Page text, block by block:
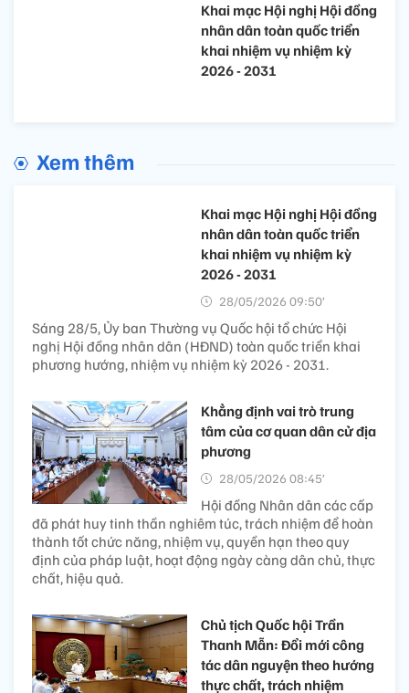
Khai mạc Hội nghị Hội đồng
nhân dân toàn quốc triển
khai nhiệm vụ nhiệm kỳ
2026 - 2031
Xem thêm
Khai mạc Hội nghị Hội đồng
nhân dân toàn quốc triển
khai nhiệm vụ nhiệm kỳ
2026 - 2031
28/05/2026 09:50’
Sáng 28/5, Ủy ban Thường vụ Quốc hội tổ chức Hội
nghị Hội đồng nhân dân (HĐND) toàn quốc triển khai
phương hướng, nhiệm vụ nhiệm kỳ 2026 - 2031.
Khẳng định vai trò trung
tâm của cơ quan dân cử địa
phương
28/05/2026 08:45’
Hội đồng Nhân dân các cấp
đã phát huy tinh thần nghiêm túc, trách nhiệm để hoàn
thành tốt chức năng, nhiệm vụ, quyền hạn theo quy
định của pháp luật, hoạt động ngày càng dân chủ, thực
chất, hiệu quả.
Chủ tịch Quốc hội Trần
Thanh Mẫn: Đổi mới công
tác dân nguyện theo hướng
thực chất, trách nhiệm